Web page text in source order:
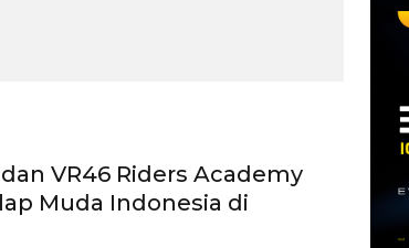
VR46 Riders Academy
Muda Indonesia di